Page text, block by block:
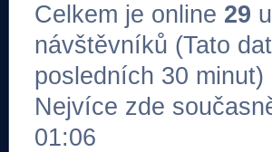
Celkem je online 29
návštěvníků (Tato
posledních 30 minut)
Nejvíce zde
01:06